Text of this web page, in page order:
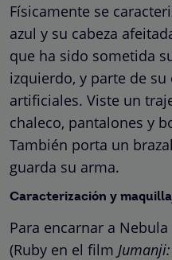
Físicamente se
azul y su cabeza
que ha sido sometida
izquierdo, y parte de
artificiales. Viste un
chaleco, pantalones y
También porta un
guarda su arma.
Caracterización y
Para encarnar a
(Ruby en el film